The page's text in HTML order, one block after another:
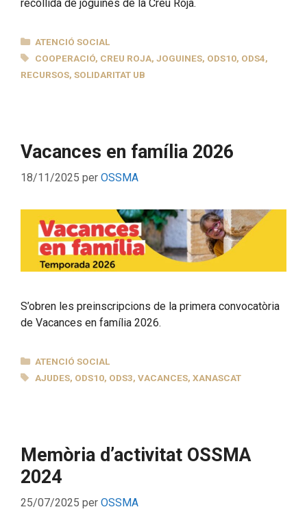
recollida de joguines de la Creu Roja.
CATEGORIES
ATENCIÓ SOCIAL
ETIQUETES
COOPERACIÓ, CREU ROJA,JOGUINES, ODS10, ODS4,
RECURSOS, SOLIDARITAT UB
Vacances en família 2026
18/11/2025 per OSSMA
S’obren les preinscripcions de la primera convocatòria
de Vacances en família 2026.
CATEGORIES
ATENCIÓ SOCIAL
ETIQUETES
AJUDES, ODS10, ODS3,VACANCES,XANASCAT
Memòria d’activitat OSSMA
2024
25/07/2025 per OSSMA